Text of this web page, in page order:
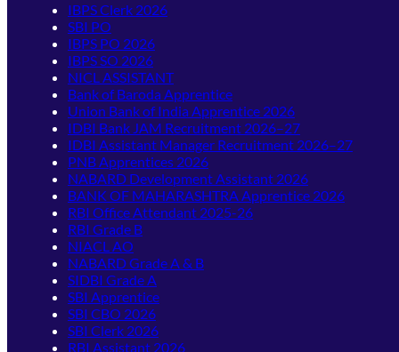
IBPS Clerk 2026
SBI PO
IBPS PO 2026
IBPS SO 2026
NICL ASSISTANT
Bank of Baroda Apprentice
Union Bank of India Apprentice 2026
IDBI Bank JAM Recruitment 2026–27
IDBI Assistant Manager Recruitment 2026–27
PNB Apprentices 2026
NABARD Development Assistant 2026
BANK OF MAHARASHTRA Apprentice 2026
RBI Office Attendant 2025-26
RBI Grade B
NIACL AO
NABARD Grade A & B
SIDBI Grade A
SBI Apprentice
SBI CBO 2026
SBI Clerk 2026
RBI Assistant 2026